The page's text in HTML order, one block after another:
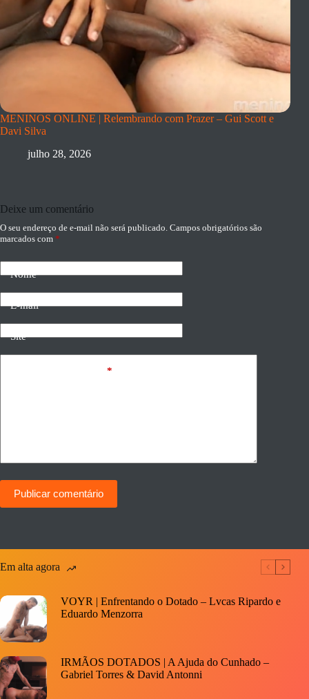
MENINOS ONLINE | Relembrando com Prazer – Gui Scott e
Davi Silva
julho 28, 2026
Deixe um comentário
O seu endereço de e-mail não será publicado. Campos obrigatórios são
marcados com *
Nome
E-mail
Site
*
Publicar comentário
Em alta agora
VOYR | Enfrentando o Dotado – Lvcas Ripardo e
Eduardo Menzorra
IRMÃOS DOTADOS | A Ajuda do Cunhado –
Gabriel Torres & David Antonni